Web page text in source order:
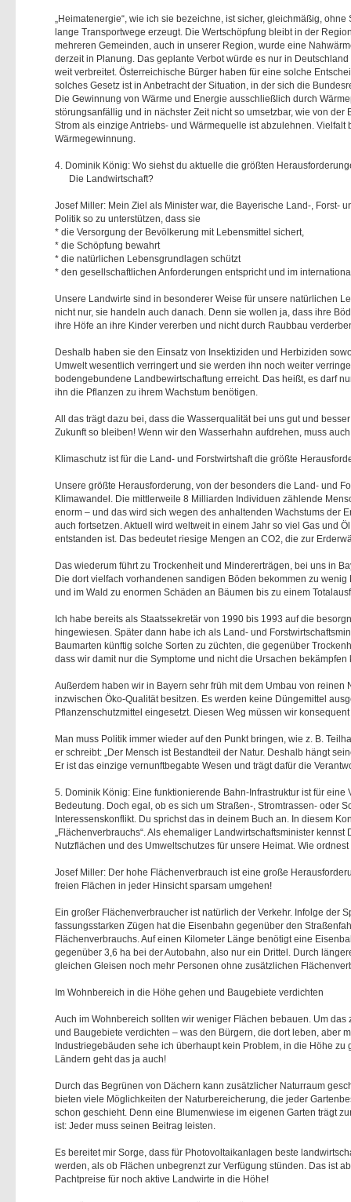
Heimatenergie“, wie ich sie bezeichne, ist sicher, gleichmäßig,
lange Transportwege erzeugt. Die Wertschöpfung bleibt in der
mehreren Gemeinden, auch in unserer Region, wurde eine
derzeit in Planung. Das geplante Verbot würde es nur in
weit verbreitet. Österreichische Bürger haben für eine solche
solches Gesetz ist in Anbetracht der Situation, in der sich die
Die Gewinnung von Wärme und Energie ausschließlich durch
störungsanfällig und in nächster Zeit nicht so umsetzbar, wie von
Strom als einzige Antriebs- und Wärmequelle ist abzulehnen.
Wärmegewinnung.
4. Dominik König: Wo siehst du aktuelle die größten
Die Landwirtschaft?
Josef Miller: Mein Ziel als Minister war, die Bayerische Land-, Forst-
Politik so zu unterstützen, dass sie
* die Versorgung der Bevölkerung mit Lebensmittel sichert,
* die Schöpfung bewahrt
* die natürlichen Lebensgrundlagen schützt
* den gesellschaftlichen Anforderungen entspricht und im
Unsere Landwirte sind in besonderer Weise für unsere natürlichen
nicht nur, sie handeln auch danach. Denn sie wollen ja, dass ihre
ihre Höfe an ihre Kinder vererben und nicht durch Raubbau
Deshalb haben sie den Einsatz von Insektiziden und Herbiziden
Umwelt wesentlich verringert und sie werden ihn noch weiter
bodengebundene Landbewirtschaftung erreicht. Das heißt, es darf
ihn die Pflanzen zu ihrem Wachstum benötigen.
All das trägt dazu bei, dass die Wasserqualität bei uns gut und
Zukunft so bleiben! Wenn wir den Wasserhahn aufdrehen, muss
Klimaschutz ist für die Land- und Forstwirtshaft die größte
Unsere größte Herausforderung, von der besonders die Land- und
Klimawandel. Die mittlerweile 8 Milliarden Individuen zählende
enorm – und das wird sich wegen des anhaltenden Wachstums der
auch fortsetzen. Aktuell wird weltweit in einem Jahr so viel Gas und
entstanden ist. Das bedeutet riesige Mengen an CO2, die zur
Das wiederum führt zu Trockenheit und Mindererträgen, bei uns in
Die dort vielfach vorhandenen sandigen Böden bekommen zu
und im Wald zu enormen Schäden an Bäumen bis zu einem
Ich habe bereits als Staatssekretär von 1990 bis 1993 auf die
hingewiesen. Später dann habe ich als Land- und
Baumarten künftig solche Sorten zu züchten, die gegenüber
dass wir damit nur die Symptome und nicht die Ursachen bekämpfen
Außerdem haben wir in Bayern sehr früh mit dem Umbau von
inzwischen Öko-Qualität besitzen. Es werden keine Düngemittel
Pflanzenschutzmittel eingesetzt. Diesen Weg müssen wir
Man muss Politik immer wieder auf den Punkt bringen, wie z. B.
er schreibt: „Der Mensch ist Bestandteil der Natur. Deshalb hängt
Er ist das einzige vernunftbegabte Wesen und trägt dafür die
5. Dominik König: Eine funktionierende Bahn-Infrastruktur ist für
Bedeutung. Doch egal, ob es sich um Straßen-, Stromtrassen- oder
Interessenskonflikt. Du sprichst das in deinem Buch an. In diesem
Flächenverbrauchs“. Als ehemaliger Landwirtschaftsminister
Nutzflächen und des Umweltschutzes für unsere Heimat. Wie
Josef Miller: Der hohe Flächenverbrauch ist eine große
freien Flächen in jeder Hinsicht sparsam umgehen!
Ein großer Flächenverbraucher ist natürlich der Verkehr. Infolge der
fassungsstarken Zügen hat die Eisenbahn gegenüber den
Flächenverbrauchs. Auf einen Kilometer Länge benötigt eine
gegenüber 3,6 ha bei der Autobahn, also nur ein Drittel. Durch
gleichen Gleisen noch mehr Personen ohne zusätzlichen
Im Wohnbereich in die Höhe gehen und Baugebiete verdichten
Auch im Wohnbereich sollten wir weniger Flächen bebauen. Um
und Baugebiete verdichten – was den Bürgern, die dort leben, aber
Industriegebäuden sehe ich überhaupt kein Problem, in die Höhe
Ländern geht das ja auch!
Durch das Begrünen von Dächern kann zusätzlicher Naturraum
bieten viele Möglichkeiten der Naturbereicherung, die jeder
schon geschieht. Denn eine Blumenwiese im eigenen Garten trägt
ist: Jeder muss seinen Beitrag leisten.
Es bereitet mir Sorge, dass für Photovoltaikanlagen beste
werden, als ob Flächen unbegrenzt zur Verfügung stünden. Das ist
Pachtpreise für noch aktive Landwirte in die Höhe!